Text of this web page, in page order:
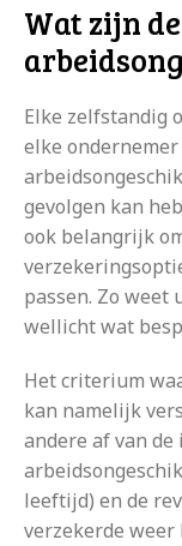
Wat zijn
Elke zelfstandig
elke
gevolgen kan
ook belangrijk
passen. Zo weet
wellicht wat
Het criterium
kan namelijk
andere af van
leeftijd) en de
verzekerde weer